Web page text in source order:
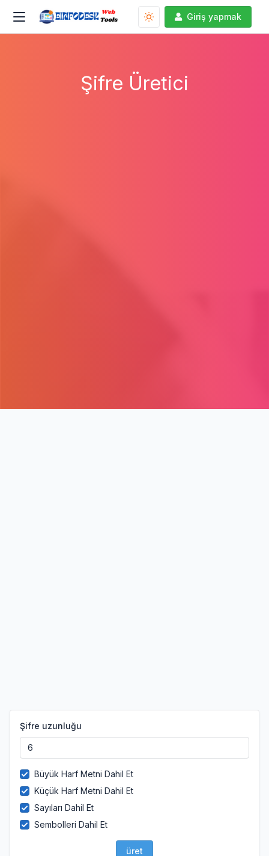
Giriş yapmak
Şifre Üretici
Şifre uzunluğu
Büyük Harf Metni Dahil Et
Küçük Harf Metni Dahil Et
Sayıları Dahil Et
Sembolleri Dahil Et
üret